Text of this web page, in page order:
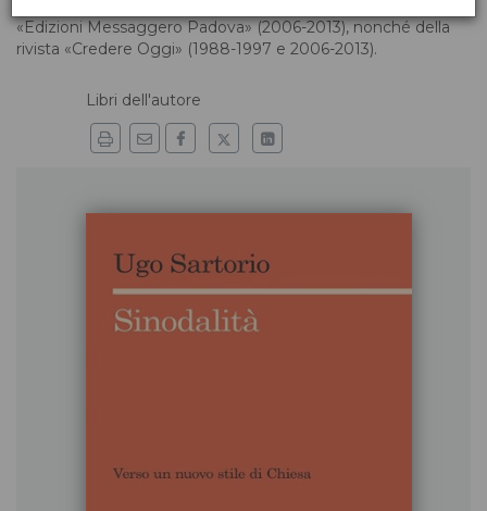
«Edizioni Messaggero Padova» (2006-2013), nonché della
rivista «Credere Oggi» (1988-1997 e 2006-2013).
Libri dell'autore